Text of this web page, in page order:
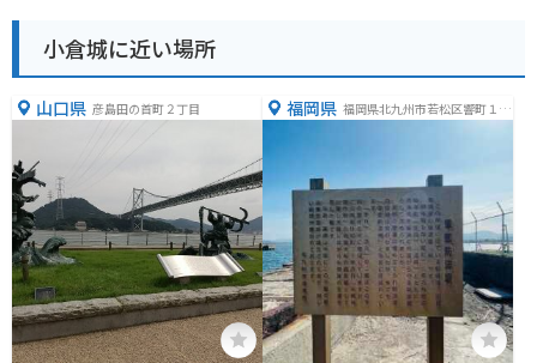
小倉城に近い場所
山口県 彦島田の首町２丁目 福岡県 福岡県北九州市若松区響町１丁